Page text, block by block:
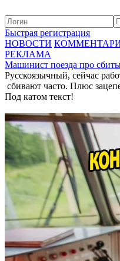
Быстрая регистрация
НОВОСТИ
РЕКЛАМА
Машинист поезда про
Русскоязычный, сейчас
сбивают часто. Плюс
Под катом текст!